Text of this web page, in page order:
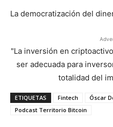
La democratización del
"La inversión en
ser adecuada para
totalidad del
ETIQUETAS Fintech
Óscar
Podcast Territorio Bitcoin